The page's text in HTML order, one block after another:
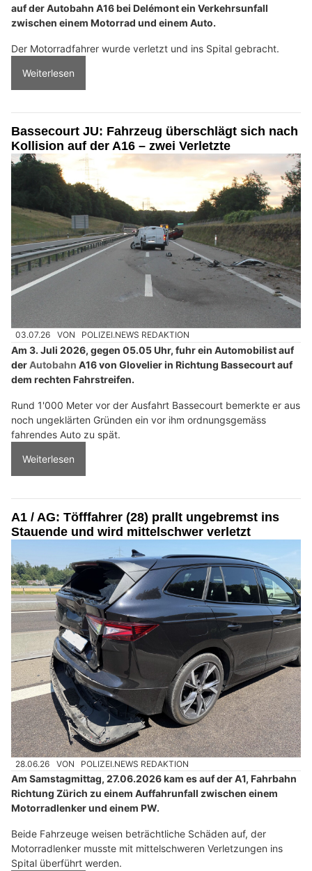
auf der Autobahn A16 bei Delémont ein Verkehrsunfall
zwischen einem Motorrad und einem Auto.
Der Motorradfahrer wurde verletzt und ins Spital gebracht.
Weiterlesen
Bassecourt JU: Fahrzeug überschlägt sich nach
Kollision auf der A16 – zwei Verletzte
03.07.26 VON POLIZEI.NEWS REDAKTION
Am 3. Juli 2026, gegen 05.05 Uhr, fuhr ein Automobilist auf
derAutobahn A16 von Glovelier in Richtung Bassecourt auf
dem rechten Fahrstreifen.
Rund 1'000 Meter vor der Ausfahrt Bassecourt bemerkte er aus
noch ungeklärten Gründen ein vor ihm ordnungsgemäss
fahrendes Auto zu spät.
Weiterlesen
A1 / AG: Töfffahrer (28) prallt ungebremst ins
Stauende und wird mittelschwer verletzt
28.06.26 VON POLIZEI.NEWS REDAKTION
Am Samstagmittag, 27.06.2026 kam es auf der A1, Fahrbahn
Richtung Zürich zu einem Auffahrunfall zwischen einem
Motorradlenker und einem PW.
Beide Fahrzeuge weisen beträchtliche Schäden auf, der
Motorradlenker musste mit mittelschweren Verletzungen ins
Spital überführt werden.